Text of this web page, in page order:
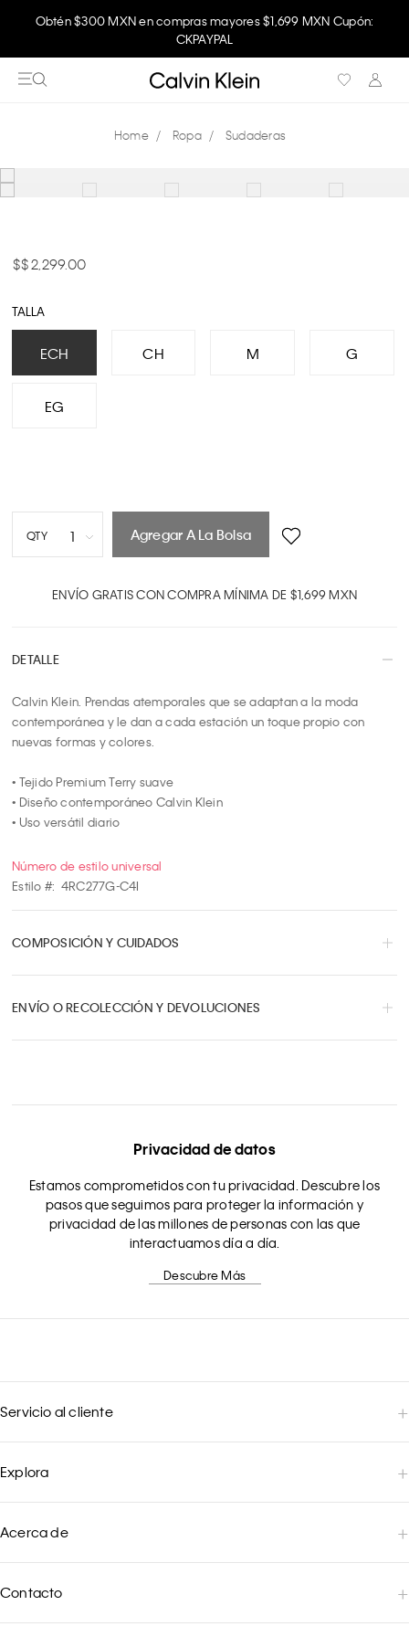
Obtén $300 MXN en compras mayores $1,699 MXN Cupón:
CKPAYPAL
Ropa Sudaderas
$ 2,299.00
TALLA
ECH CH M G
EG
QTY 1
5
7
10
Agregar A La Bolsa
ENVÍO GRATIS CON COMPRA MÍNIMA DE $1,699 MXN
DETALLE
Calvin Klein. Prendas atemporales que se adaptan a la moda
contemporánea y le dan a cada estación un toque propio con
nuevas formas y colores.
• Tejido Premium Terry suave
• Diseño contemporáneo Calvin Klein
• Uso versátil diario
Número de estilo universal
Estilo #: 4RC277G-C4I
COMPOSICIÓN Y CUIDADOS
ENVÍO O RECOLECCIÓN Y DEVOLUCIONES
Privacidad de datos
Estamos comprometidos con tu privacidad. Descubre los
pasos que seguimos para proteger la información y
privacidad de las millones de personas con las que
interactuamos día a día.
Descubre Más
Servicio al cliente
Explora
Acerca de
Contacto